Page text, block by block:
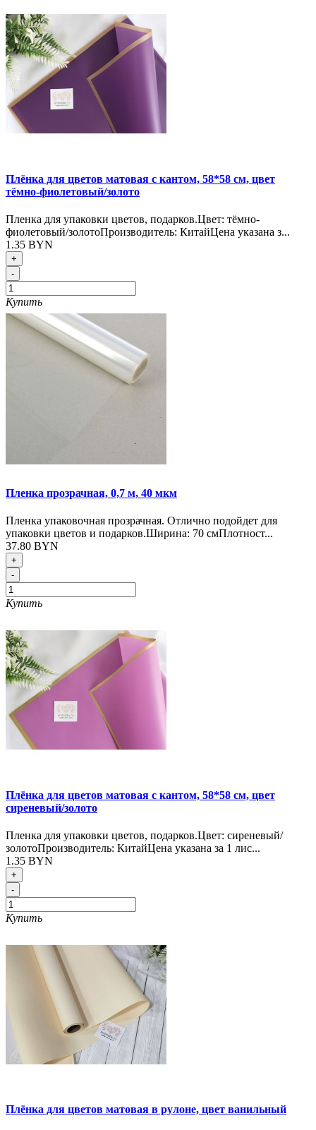
Плёнка для цветов матовая с кантом, 58*58 см, цвет
тёмно-фиолетовый/золото
Пленка для упаковки цветов, подарков.Цвет: тёмно-
фиолетовый/золотоПроизводитель: КитайЦена указана з...
1.35 BYN
+
-
Купить
Пленка прозрачная, 0,7 м, 40 мкм
Пленка упаковочная прозрачная. Отлично подойдет для
упаковки цветов и подарков.Ширина: 70 смПлотност...
37.80 BYN
+
-
Купить
Плёнка для цветов матовая с кантом, 58*58 см, цвет
сиреневый/золото
Пленка для упаковки цветов, подарков.Цвет: сиреневый/
золотоПроизводитель: КитайЦена указана за 1 лис...
1.35 BYN
+
-
Купить
Плёнка для цветов матовая в рулоне, цвет ванильный